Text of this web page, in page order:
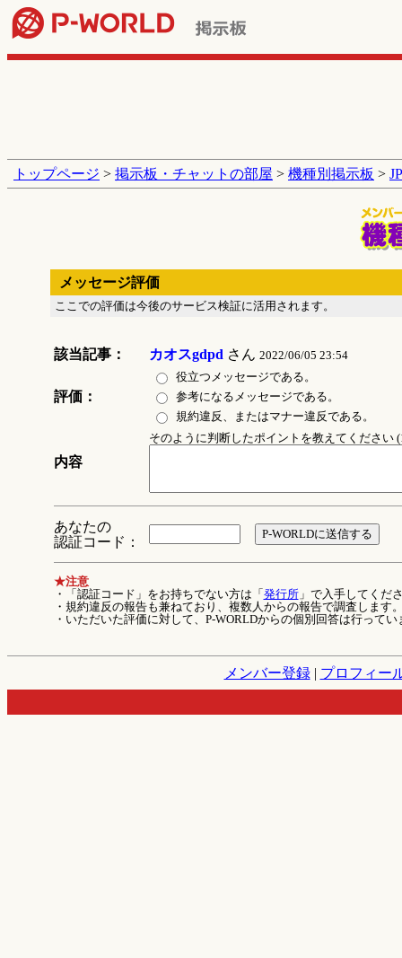
トップページ > 掲示板・チャットの部屋 > 機種別掲示板 >
メッセージ評価
ここでの評価は今後のサービス検証に活用されます。
該当記事： カオスgdpd さん 2022/06/05 23:54
評価：
役立つメッセージである。
参考になるメッセージである。
規約違反、またはマナー違反である。
内容
そのように判断したポイントを教えてください
あなたの
認証コード：
★注意
・「認証コード」をお持ちでない方は「 発行所」で入手してくだ
・規約違反の報告も兼ねており、複数人からの報告で調査します
・いただいた評価に対して、P-WORLDからの個別回答は行ってい
メンバー登録| プロフィー